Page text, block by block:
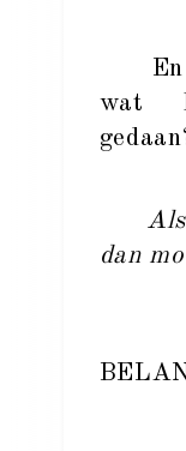
En
wat
dan